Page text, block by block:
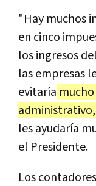
"Hay muchos
en cinco
los ingresos
las empresas
evitaría
les ayudaría
el Presidente.
Los